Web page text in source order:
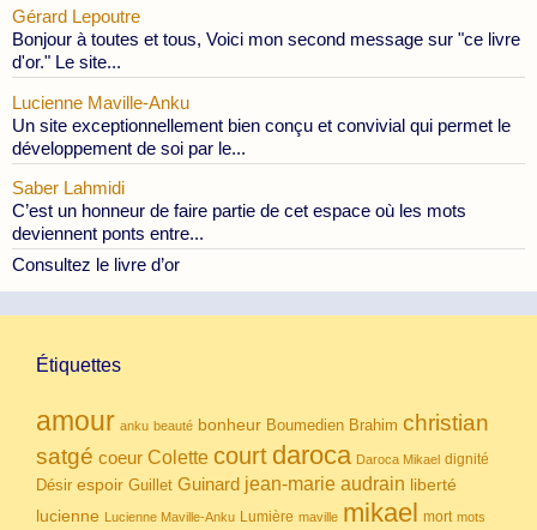
Gérard Lepoutre
Bonjour à toutes et tous, Voici mon second message sur "ce livre
d'or." Le site...
Lucienne Maville-Anku
Un site exceptionnellement bien conçu et convivial qui permet le
développement de soi par le...
Saber Lahmidi
C’est un honneur de faire partie de cet espace où les mots
deviennent ponts entre...
Consultez le livre d’or
Étiquettes
amour anku beauté bonheur Boumedien Brahim christian
satgé coeur Colette court daroca Daroca Mikael dignité
Désir espoir Guillet Guinard jean-marie audrain liberté
lucienne Lucienne Maville-Anku Lumière maville mikael mort mots